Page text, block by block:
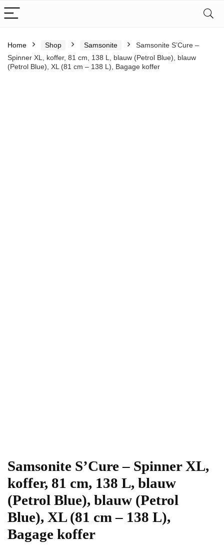
Home Shop Samsonite
Samsonite S’Cure –
Spinner XL, koffer, 81 cm, 138 L, blauw (Petrol Blue), blauw
(Petrol Blue), XL (81 cm – 138 L), Bagage koffer
Samsonite S’Cure – Spinner XL,
koffer, 81 cm, 138 L, blauw
(Petrol Blue), blauw (Petrol
Blue), XL (81 cm – 138 L),
Bagage koffer